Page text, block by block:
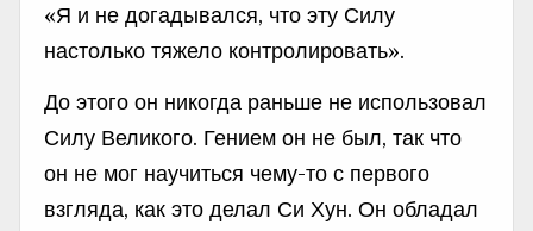
«Я и не догадывался, что эту Силу
настолько тяжело контролировать».
До этого он никогда раньше не использовал
Силу Великого. Гением он не был, так что
он не мог научиться чему-то с первого
взгляда, как это делал Си Хун. Он обладал